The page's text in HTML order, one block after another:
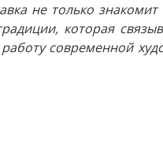
не только
которая
современной